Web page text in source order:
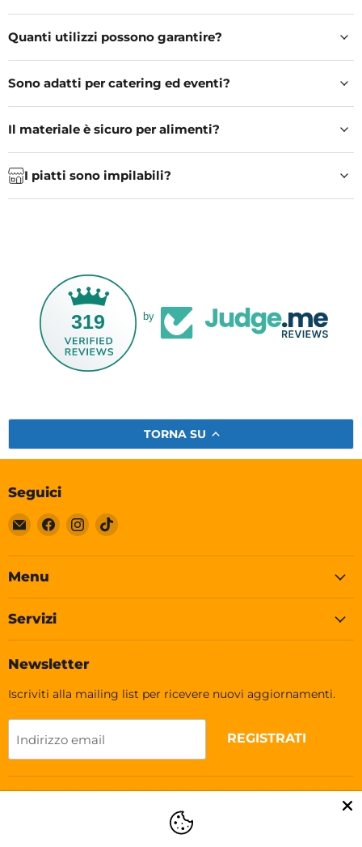
Quanti utilizzi possono garantire?
Sono adatti per catering ed eventi?
Il materiale è sicuro per alimenti?
I piatti sono impilabili?
319 by
TORNA SU
Seguici
Email
Soleplastic
Trovaci
Facebook
Trovaci
Instagram
Trovaci
TikTok
Menu
Servizi
Newsletter
Iscriviti alla mailing list per ricevere nuovi aggiornamenti.
Indirizzo email REGISTRATI
Lingua
Italiano